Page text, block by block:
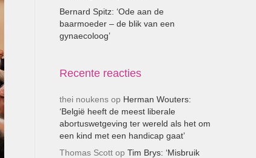
Bernard Spitz: ‘Ode aan de
baarmoeder – de blik van een
gynaecoloog’
Recente reacties
thei noukensop Herman Wouters:
‘België heeft de meest liberale
abortuswetgeving ter wereld als het om
een kind met een handicap gaat’
Thomas Scottop Tim Brys: ‘Misbruik